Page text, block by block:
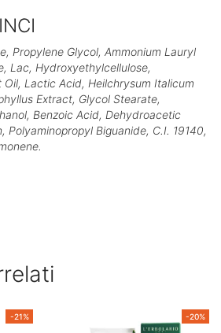
Propylene Glycol, Ammonium Lauryl
Lac, Hydroxyethylcellulose,
Lactic Acid, Heilchrysum Italicum
Extract, Glycol Stearate,
Benzoic Acid, Dehydroacetic
Polyaminopropyl Biguanide, C.I. 19140,
-21% -20%